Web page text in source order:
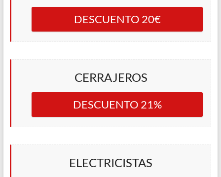
DESCUENTO 20€
CERRAJEROS
DESCUENTO 21%
ELECTRICISTAS